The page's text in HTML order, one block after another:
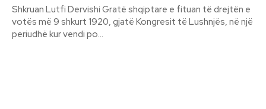
Shkruan Lutfi Dervishi Gratë shqiptare e fituan të drejtën e
votës më 9 shkurt 1920, gjatë Kongresit të Lushnjës, në një
periudhë kur vendi po...